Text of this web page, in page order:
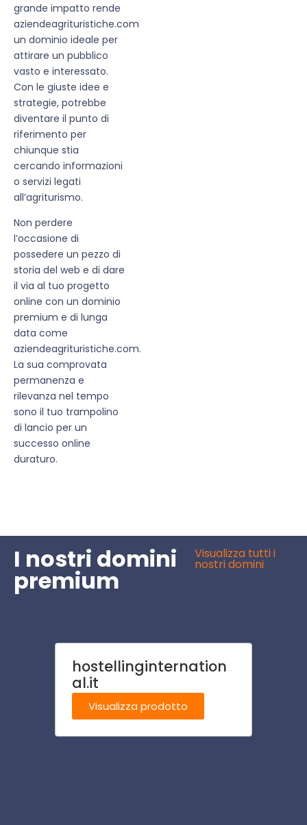
grande impatto rende
aziendeagrituristiche.com
un dominio ideale per
attirare un pubblico
vasto e interessato.
Con le giuste idee e
strategie, potrebbe
diventare il punto di
riferimento per
chiunque stia
cercando informazioni
o servizi legati
all’agriturismo.
Non perdere
l’occasione di
possedere un pezzo di
storia del web e di dare
il via al tuo progetto
online con un dominio
premium e di lunga
data come
aziendeagrituristiche.com.
La sua comprovata
permanenza e
rilevanza nel tempo
sono il tuo trampolino
di lancio per un
successo online
duraturo.
I nostri domini
premium
Visualizza tutti i
nostri domini
hostellinginternation
al.it
Visualizza prodotto